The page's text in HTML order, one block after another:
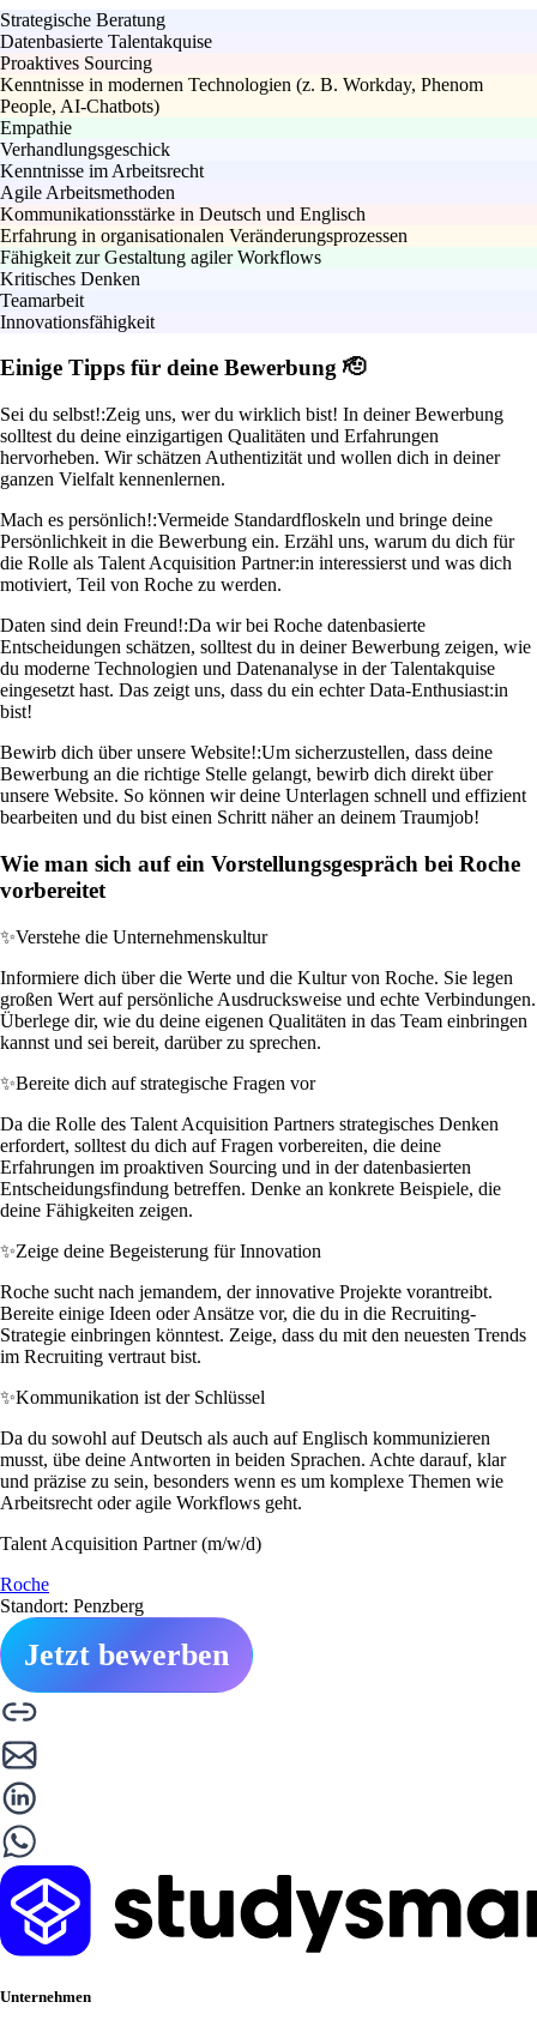
Strategische Beratung
Datenbasierte Talentakquise
Proaktives Sourcing
Kenntnisse in modernen Technologien (z. B. Workday, Phenom
People, AI-Chatbots)
Empathie
Verhandlungsgeschick
Kenntnisse im Arbeitsrecht
Agile Arbeitsmethoden
Kommunikationsstärke in Deutsch und Englisch
Erfahrung in organisationalen Veränderungsprozessen
Fähigkeit zur Gestaltung agiler Workflows
Kritisches Denken
Teamarbeit
Innovationsfähigkeit
Einige Tipps für deine Bewerbung 🫡
Sei du selbst!:Zeig uns, wer du wirklich bist! In deiner Bewerbung
solltest du deine einzigartigen Qualitäten und Erfahrungen
hervorheben. Wir schätzen Authentizität und wollen dich in deiner
ganzen Vielfalt kennenlernen.
Mach es persönlich!:Vermeide Standardfloskeln und bringe deine
Persönlichkeit in die Bewerbung ein. Erzähl uns, warum du dich für
die Rolle als Talent Acquisition Partner:in interessierst und was dich
motiviert, Teil von Roche zu werden.
Daten sind dein Freund!:Da wir bei Roche datenbasierte
Entscheidungen schätzen, solltest du in deiner Bewerbung zeigen, wie
du moderne Technologien und Datenanalyse in der Talentakquise
eingesetzt hast. Das zeigt uns, dass du ein echter Data-Enthusiast:in
bist!
Bewirb dich über unsere Website!:Um sicherzustellen, dass deine
Bewerbung an die richtige Stelle gelangt, bewirb dich direkt über
unsere Website. So können wir deine Unterlagen schnell und effizient
bearbeiten und du bist einen Schritt näher an deinem Traumjob!
Wie man sich auf ein Vorstellungsgespräch bei Roche
vorbereitet
✨Verstehe die Unternehmenskultur
Informiere dich über die Werte und die Kultur von Roche. Sie legen
großen Wert auf persönliche Ausdrucksweise und echte Verbindungen.
Überlege dir, wie du deine eigenen Qualitäten in das Team einbringen
kannst und sei bereit, darüber zu sprechen.
✨Bereite dich auf strategische Fragen vor
Da die Rolle des Talent Acquisition Partners strategisches Denken
erfordert, solltest du dich auf Fragen vorbereiten, die deine
Erfahrungen im proaktiven Sourcing und in der datenbasierten
Entscheidungsfindung betreffen. Denke an konkrete Beispiele, die
deine Fähigkeiten zeigen.
✨Zeige deine Begeisterung für Innovation
Roche sucht nach jemandem, der innovative Projekte vorantreibt.
Bereite einige Ideen oder Ansätze vor, die du in die Recruiting-
Strategie einbringen könntest. Zeige, dass du mit den neuesten Trends
im Recruiting vertraut bist.
✨Kommunikation ist der Schlüssel
Da du sowohl auf Deutsch als auch auf Englisch kommunizieren
musst, übe deine Antworten in beiden Sprachen. Achte darauf, klar
und präzise zu sein, besonders wenn es um komplexe Themen wie
Arbeitsrecht oder agile Workflows geht.
Talent Acquisition Partner (m/w/d)
Roche
Standort: Penzberg
Jetzt bewerben
Unternehmen